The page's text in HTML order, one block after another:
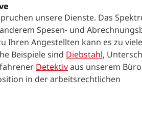
unsere Dienste. Das
Spesen- und
Ihren Angestellten kann es zu
Beispiele sind Diebstahl,
Detektivaus unserem
in der arbeitsrechtlichen